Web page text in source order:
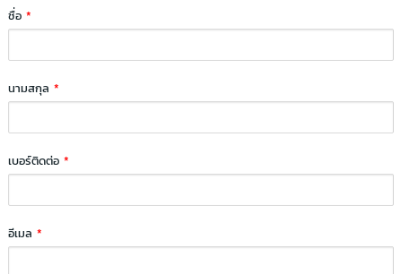
ชื่อ*
นามสกุล*
เบอร์ติดต่อ*
อีเมล*